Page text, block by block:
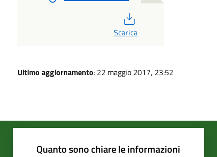
Scarica
Ultimo aggiornamento: 22 maggio 2017, 23:52
Quanto sono chiare le informazioni